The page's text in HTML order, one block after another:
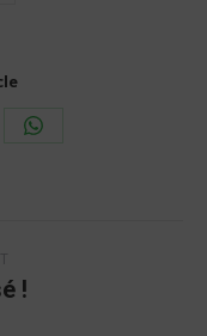
Share
!